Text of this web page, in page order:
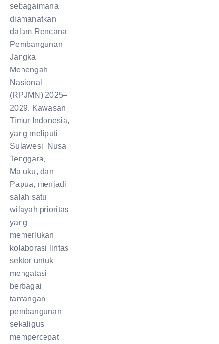
sebagaimana
diamanatkan
dalam Rencana
Pembangunan
Jangka
Menengah
Nasional
(RPJMN) 2025–
2029. Kawasan
Timur Indonesia,
yang meliputi
Sulawesi, Nusa
Tenggara,
Maluku, dan
Papua, menjadi
salah satu
wilayah prioritas
yang
memerlukan
kolaborasi lintas
sektor untuk
mengatasi
berbagai
tantangan
pembangunan
sekaligus
mempercepat